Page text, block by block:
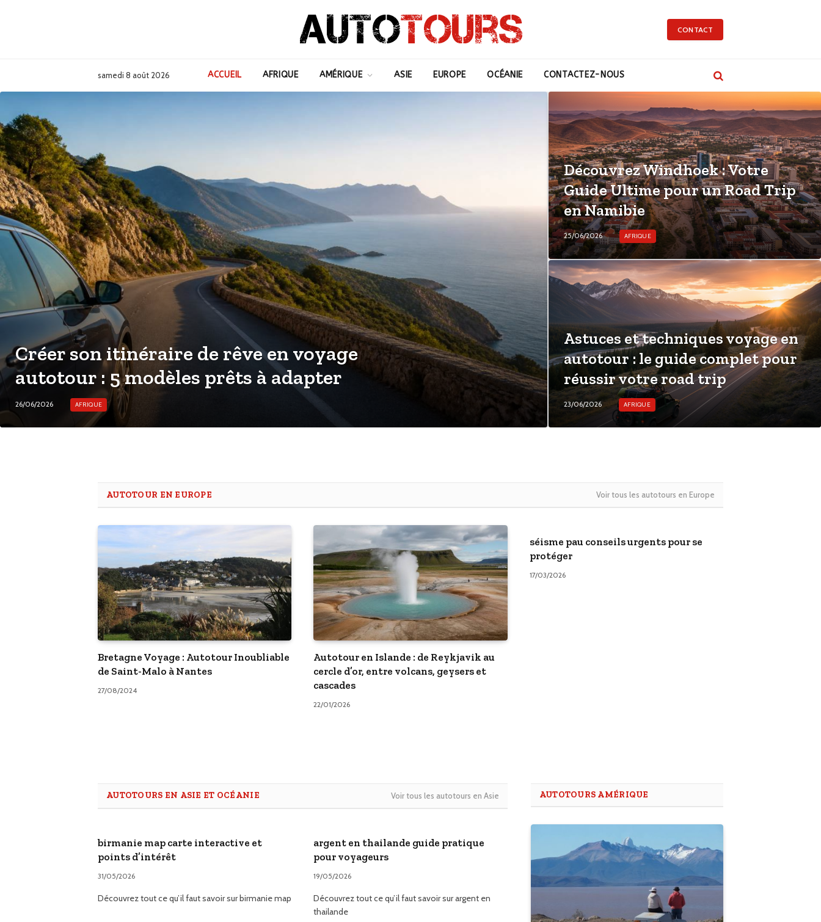
CONTACT
samedi 8 août 2026 ACCUEIL AFRIQUE AMÉRIQUE ASIE EUROPE OCÉANIE CONTACTEZ-NOUS
Créer son itinéraire de rêve en voyage
autotour : 5 modèles prêts à adapter
26/06/2026 AFRIQUE
Découvrez Windhoek : Votre
Guide Ultime pour un Road Trip
en Namibie
25/06/2026 AFRIQUE
Astuces et techniques voyage en
autotour : le guide complet pour
réussir votre road trip
23/06/2026 AFRIQUE
AUTOTOUR EN EUROPE Voir tous les autotours en Europe
Bretagne Voyage : Autotour Inoubliable
de Saint-Malo à Nantes
27/08/2024
Autotour en Islande : de Reykjavik au
cercle d’or, entre volcans, geysers et
cascades
22/01/2026
séisme pau conseils urgents pour se
protéger
17/03/2026
AUTOTOURS EN ASIE ET OCÉANIE Voir tous les autotours en Asie
birmanie map carte interactive et
points d’intérêt
31/05/2026
Découvrez tout ce qu’il faut savoir sur birmanie map
argent en thailande guide pratique
pour voyageurs
19/05/2026
Découvrez tout ce qu’il faut savoir sur argent en
thailande
AUTOTOURS AMÉRIQUE